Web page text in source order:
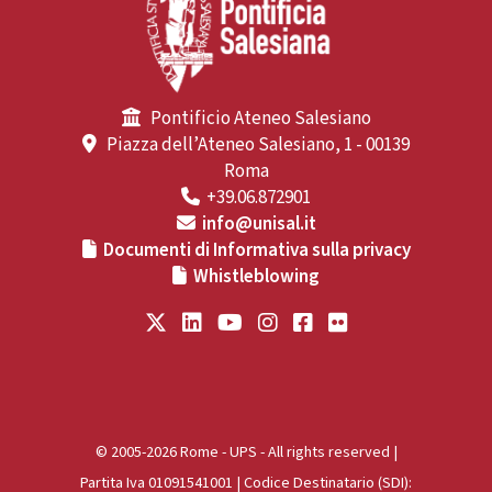
Pontificio Ateneo Salesiano
Piazza dell’Ateneo Salesiano, 1 - 00139
Roma
+39.06.872901
info@unisal.it
Documenti di Informativa sulla privacy
Whistleblowing
© 2005-2026 Rome - UPS - All rights reserved |
Partita Iva 01091541001 | Codice Destinatario (SDI):